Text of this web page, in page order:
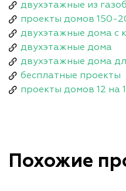
двухэтажные из
проекты домов 150-
двухэтажные дома с
двухэтажные дома
двухэтажные дома
бесплатные проекты
проекты домов 12 на
Похожие